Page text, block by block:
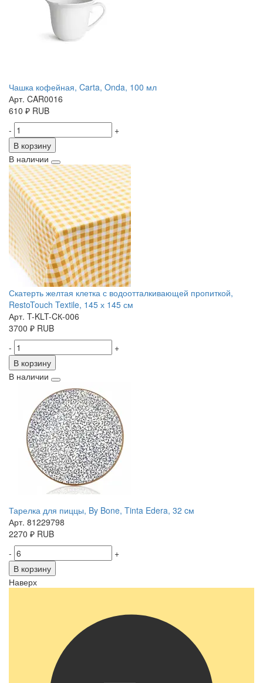
Чашка кофейная, Carta, Onda, 100 мл
Арт. CAR0016
610 ₽ RUB
-
+
В корзину
В наличии
Скатерть желтая клетка с водоотталкивающей пропиткой,
RestoTouch Textile, 145 х 145 см
Арт. T-KLT-CК-006
3700 ₽ RUB
-
+
В корзину
В наличии
Тарелка для пиццы, By Bone, Tinta Edera, 32 cм
Арт. 81229798
2270 ₽ RUB
-
+
В корзину
Наверх